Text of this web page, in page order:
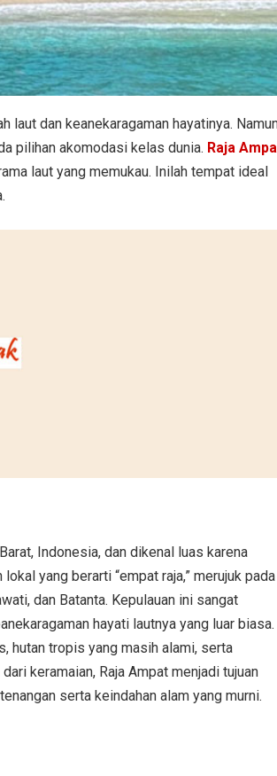
laut dan keanekaragaman hayatinya.
pilihan akomodasi kelas dunia. Raja
laut yang memukau. Inilah tempat ideal
Indonesia, dan dikenal luas karena
yang berarti “empat raja,” merujuk pada
dan Batanta. Kepulauan ini sangat
hayati lautnya yang luar biasa.
hutan tropis yang masih alami, serta
keramaian, Raja Ampat menjadi tujuan
serta keindahan alam yang murni.